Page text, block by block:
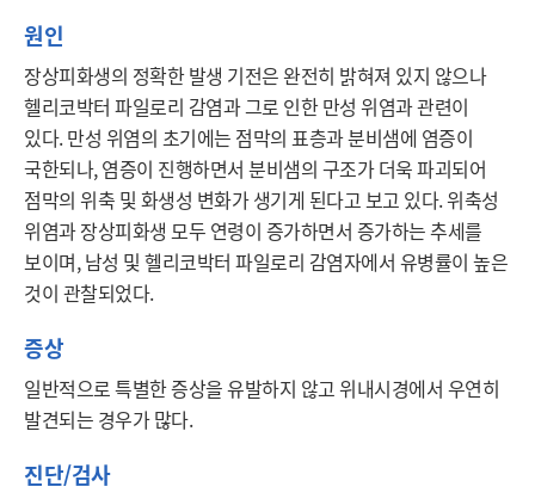
원인
장상피화생의 정확한 발생 기전은 완전히 밝혀져 있지 않으나
헬리코박터 파일로리 감염과 그로 인한 만성 위염과 관련이
있다. 만성 위염의 초기에는 점막의 표층과 분비샘에 염증이
국한되나, 염증이 진행하면서 분비샘의 구조가 더욱 파괴되어
점막의 위축 및 화생성 변화가 생기게 된다고 보고 있다. 위축성
위염과 장상피화생 모두 연령이 증가하면서 증가하는 추세를
보이며, 남성 및 헬리코박터 파일로리 감염자에서 유병률이 높은
것이 관찰되었다.
증상
일반적으로 특별한 증상을 유발하지 않고 위내시경에서 우연히
발견되는 경우가 많다.
진단/검사